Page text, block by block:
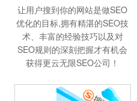
让用户搜到你的网站是做SEO
优化的目标,拥有精湛的SEO技
术、丰富的经验技巧以及对
SEO规则的深刻把握才有机会
获得更云无限SEO公司！